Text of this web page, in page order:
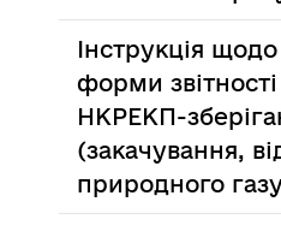
Інструкція
форми
НКРЕКП-
(закачування,
природного